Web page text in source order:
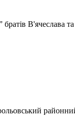
В'ячеслава